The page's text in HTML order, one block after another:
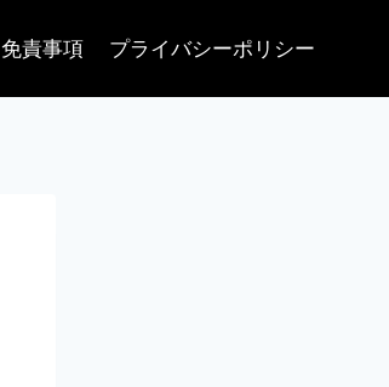
免責事項 プライバシーポリシー